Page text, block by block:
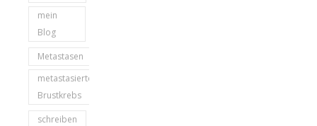
mein
Blog
Metastasen
metastasierter
Brustkrebs
schreiben